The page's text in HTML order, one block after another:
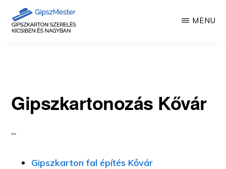
MENU
Gipszkartonozás Kővár
Gipszkarton fal építés Kővár